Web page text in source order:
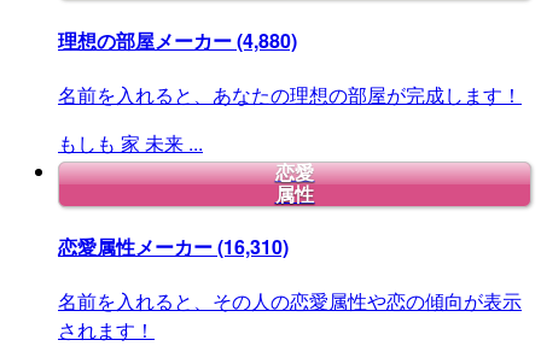
理想の部屋メーカー(4,880)
名前を入れると、あなたの理想の部屋が完成します！
もしも 家 未来 ...
恋愛
属性
恋愛属性メーカー(16,310)
名前を入れると、その人の恋愛属性や恋の傾向が表示
されます！